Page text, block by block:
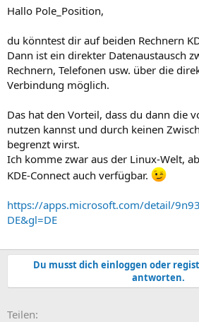
Hallo Pole_Position,
du könntest dir auf beiden Rechnern
Dann ist ein direkter Datenaustausch
Rechnern, Telefonen usw. über die
Verbindung möglich.
Das hat den Vorteil, dass du dann die
nutzen kannst und durch keinen
begrenzt wirst.
Ich komme zwar aus der Linux-Welt,
KDE-Connect auch verfügbar.
https://apps.microsoft.com/detail/
DE&gl=DE
Du musst dich einloggen oder
antworten.
Teilen: